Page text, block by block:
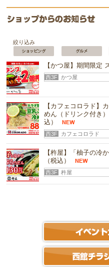
西2F アトリウム
フリーマーケットin
西2F
アトリウム
テナント募集（１階⑥）
テナント募集（２階④）
テナント募集（３階⑨）
絞り込み
【かつ屋】期間限定
西3F かつ屋
【カフェコロラド】
めん（ドリンク付き
込）
西3F カフェコロラド
【杵屋】「柚子の冷
（税込）
西3F 杵屋
【四六時中】「四六
（税込）
西3F 四六時中